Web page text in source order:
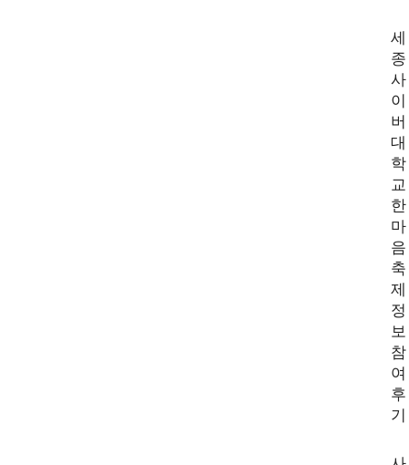
세
종
사
이
버
대
학
교
한
마
음
축
제
정
보
참
여
후
기